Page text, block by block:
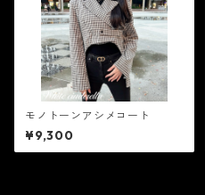
モノトーンアシメコート
¥9,300